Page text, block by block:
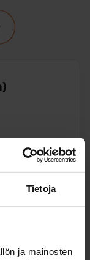
Tietoja
ja mainosten
en
användning
provet